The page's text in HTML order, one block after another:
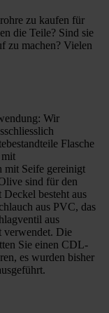
zu kaufen für
die Teile? Sind sie
zu machen? Vielen
Wir
Flasche
mit
mit Seife gereinigt
sind für den
besteht aus
aus PVC, das
aus
verwendet. Die
Sie einen CDL-
es wurden bisher